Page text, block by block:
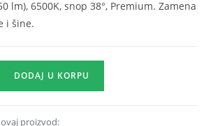
lm), 6500K, snop 38°, Premium. Zamena
i šine.
DODAJ U KORPU
proizvod: